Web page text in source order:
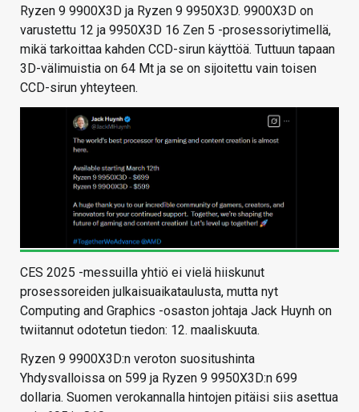
Ryzen 9 9900X3D ja Ryzen 9 9950X3D. 9900X3D on
varustettu 12 ja 9950X3D 16 Zen 5 -prosessoriytimellä,
mikä tarkoittaa kahden CCD-sirun käyttöä. Tuttuun tapaan
3D-välimuistia on 64 Mt ja se on sijoitettu vain toisen
CCD-sirun yhteyteen.
CES 2025 -messuilla yhtiö ei vielä hiiskunut
prosessoreiden julkaisuaikataulusta, mutta nyt
Computing and Graphics -osaston johtaja Jack Huynh on
twiitannut odotetun tiedon: 12. maaliskuuta.
Ryzen 9 9900X3D:n veroton suositushinta
Yhdysvalloissa on 599 ja Ryzen 9 9950X3D:n 699
dollaria. Suomen verokannalla hintojen pitäisi siis asettua